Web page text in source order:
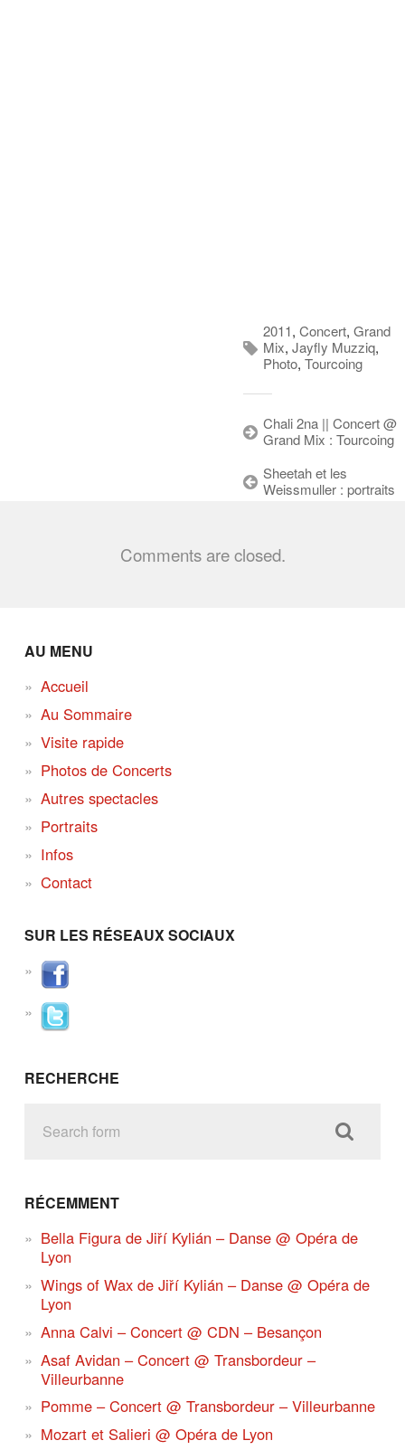
2011, Concert, Grand
Mix, Jayfly Muzziq,
Photo, Tourcoing
Chali 2na || Concert @
Grand Mix : Tourcoing
Sheetah et les
Weissmuller : portraits
Comments are closed.
AU MENU
Accueil
Au Sommaire
Visite rapide
Photos de Concerts
Autres spectacles
Portraits
Infos
Contact
SUR LES RÉSEAUX SOCIAUX
RECHERCHE
RÉCEMMENT
Bella Figura de Jiří Kylián – Danse @ Opéra de
Lyon
Wings of Wax de Jiří Kylián – Danse @ Opéra de
Lyon
Anna Calvi – Concert @ CDN – Besançon
Asaf Avidan – Concert @ Transbordeur –
Villeurbanne
Pomme – Concert @ Transbordeur – Villeurbanne
Mozart et Salieri @ Opéra de Lyon